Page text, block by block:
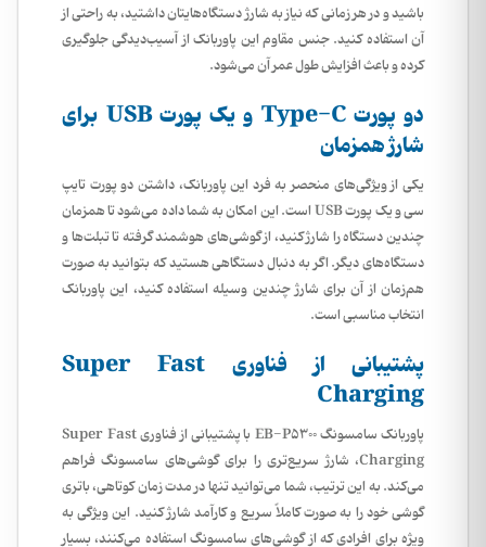
باشید و در هر زمانی که نیاز به شارژ دستگاه‌هایتان داشتید، به راحتی از
آن استفاده کنید. جنس مقاوم این پاوربانک از آسیب‌دیدگی جلوگیری
کرده و باعث افزایش طول عمر آن می‌شود.
دو پورت Type-C و یک پورت USB برای
شارژ همزمان
یکی از ویژگی‌های منحصر به فرد این پاوربانک، داشتن دو پورت تایپ
سی و یک پورت USB است. این امکان به شما داده می‌شود تا همزمان
چندین دستگاه را شارژ کنید، از گوشی‌های هوشمند گرفته تا تبلت‌ها و
دستگاه‌های دیگر. اگر به دنبال دستگاهی هستید که بتوانید به صورت
هم‌زمان از آن برای شارژ چندین وسیله استفاده کنید، این پاوربانک
انتخاب مناسبی است.
پشتیبانی از فناوری Super Fast
Charging
پاوربانک سامسونگ EB-P5300 با پشتیبانی از فناوری Super Fast
Charging، شارژ سریع‌تری را برای گوشی‌های سامسونگ فراهم
می‌کند. به این ترتیب، شما می‌توانید تنها در مدت زمان کوتاهی، باتری
گوشی خود را به صورت کاملاً سریع و کارآمد شارژ کنید. این ویژگی به
ویژه برای افرادی که از گوشی‌های سامسونگ استفاده می‌کنند، بسیار